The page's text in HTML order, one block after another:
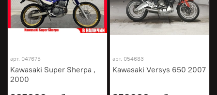
арт. 047675
Kawasaki Super Sherpa ,
2000
арт. 054683
Kawasaki Versys 650 2007